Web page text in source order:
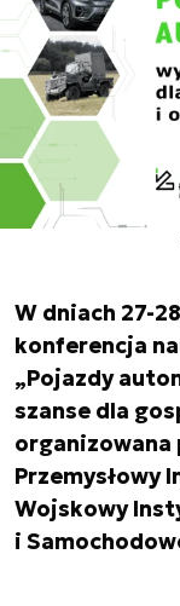
W dniach 27-
konferencja
„Pojazdy
szanse dla
organizowana
Przemysłowy
Wojskowy
i